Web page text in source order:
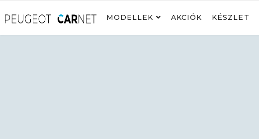
MODELLEK AKCIÓK KÉSZLET